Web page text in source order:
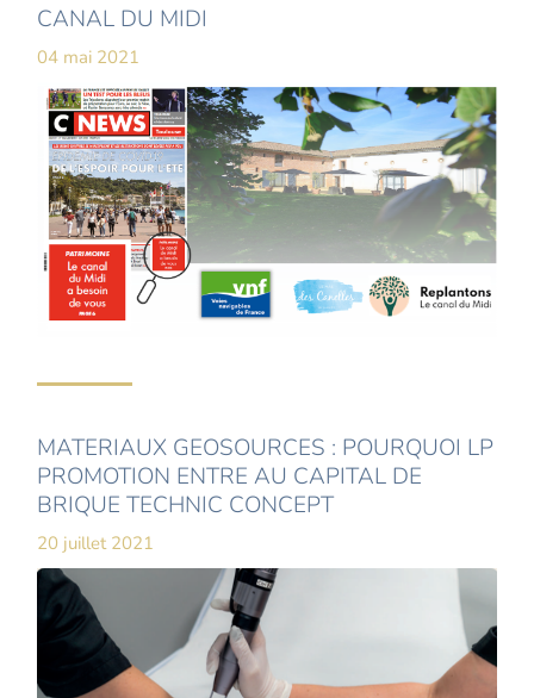
CANAL DU MIDI
04 mai 2021
MATERIAUX GEOSOURCES : POURQUOI LP
PROMOTION ENTRE AU CAPITAL DE
BRIQUE TECHNIC CONCEPT
20 juillet 2021